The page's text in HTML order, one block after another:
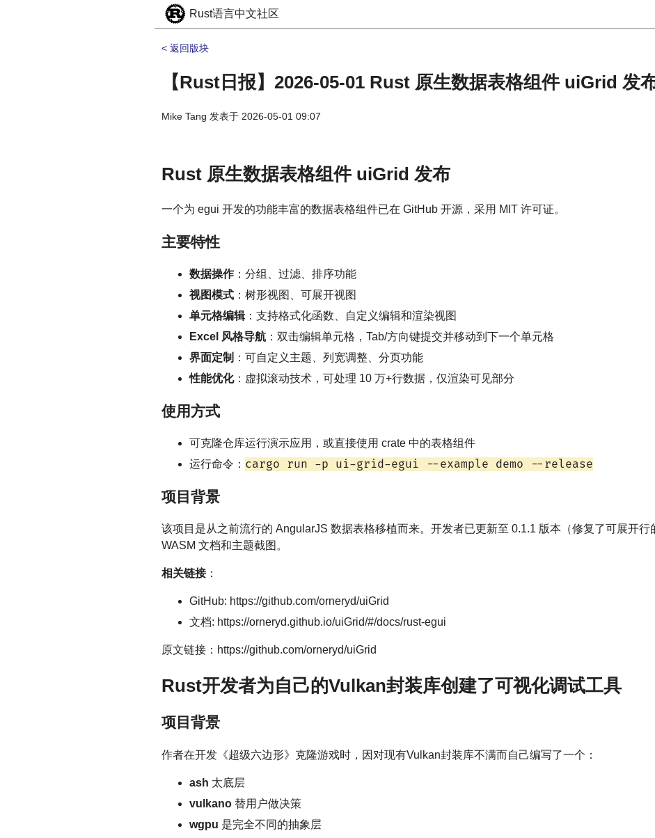
Rust语言中文社区
< 返回版块
【Rust日报】2026-05-01 Rust 原生数据表格组件 uiGrid 发
Mike Tang 发表于 2026-05-01 09:07
Rust 原生数据表格组件 uiGrid 发布
一个为 egui 开发的功能丰富的数据表格组件已在 GitHub 开源，采用 MIT 许可证。
主要特性
数据操作：分组、过滤、排序功能
视图模式 ：树形视图、可展开视图
单元格编辑：支持格式化函数、自定义编辑和渲染视图
Excel 风格导航 ：双击编辑单元格，Tab/方向键提交并移动到下一个单元格
界面定制 ：可自定义主题、列宽调整、分页功能
性能优化：虚拟滚动技术，可处理 10 万+行数据，仅渲染可见部分
使用方式
可克隆仓库运行演示应用，或直接使用 crate 中的表格组件
运行命令： cargo run -p ui-grid-egui --example demo --release
项目背景
该项目是从之前流行的 AngularJS 数据表格移植而来。开发者已更新至 0.1.1 版本（修复了可展开行
WASM 文档和主题截图。
相关链接：
GitHub: https://github.com/orneryd/uiGrid
文档: https://orneryd.github.io/uiGrid/#/docs/rust-egui
原文链接：https://github.com/orneryd/uiGrid
Rust开发者为自己的Vulkan封装库创建了可视化调试工具
项目背景
作者在开发《超级六边形》克隆游戏时，因对现有Vulkan封装库不满而自己编写了一个：
ash 太底层
vulkano 替用户做决策
wgpu 是完全不同的抽象层